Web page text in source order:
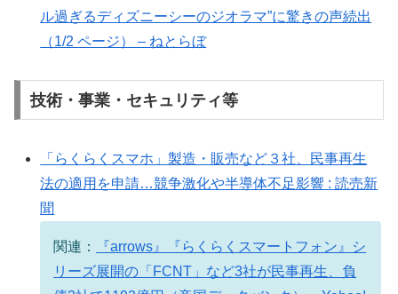
ル過ぎるディズニーシーのジオラマ”に驚きの声続出
（1/2 ページ） – ねとらぼ
技術・事業・セキュリティ等
「らくらくスマホ」製造・販売など３社、民事再生
法の適用を申請…競争激化や半導体不足影響 : 読売新
聞
関連：
『arrows』『らくらくスマートフォン』シ
リーズ展開の「FCNT」など3社が民事再生、負